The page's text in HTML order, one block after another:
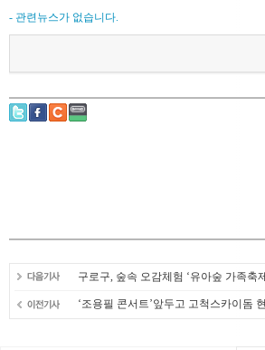
- 관련뉴스가 없습니다.
구로구, 숲속 오감체험 ‘유아숲 가족축
‘조용필 콘서트’앞두고 고척스카이돔